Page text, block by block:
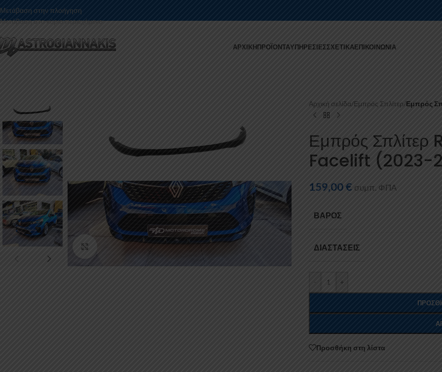
Μετάβαση στην πλοήγηση
Μετάβαση στο κύριο περιεχόμενο
ΑΡΧΙΚΉΠΡΟΪΌΝΤΑΥΠΗΡΕΣΊΕΣΣΧΕΤΙΚΆΕΠΙΚΟΙΝΩΝΊΑ
Κάντε κλικ για μεγέθυνση
Αρχική σελίδα/Εμπρός Σπλίτερ/Εμπρός
Εμπρός
Facelift (2023-
159,00€ συμπ. ΦΠΑ
ΒΆΡΟΣ
ΔΙΑΣΤΆΣΕΙΣ
- +
Προσθήκη στη λίστα